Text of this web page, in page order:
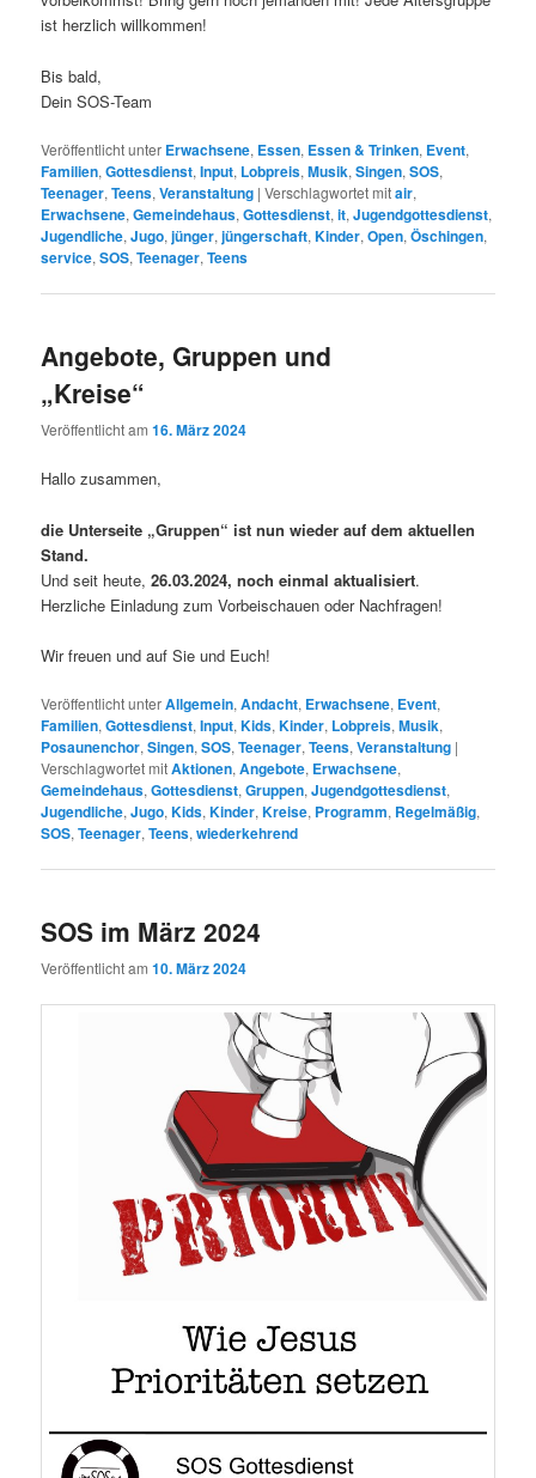
ist herzlich willkommen!
Bis bald,
Dein SOS-Team
Veröffentlicht unter Erwachsene, Essen, Essen & Trinken, Event,
Familien,Gottesdienst,Input, Lobpreis,Musik,Singen,SOS,
Teenager,Teens,Veranstaltung |Verschlagwortet mitair,
Erwachsene,Gemeindehaus,Gottesdienst,it,Jugendgottesdienst,
Jugendliche,Jugo,jünger,jüngerschaft,Kinder,Open,Öschingen,
service,SOS,Teenager,Teens
Angebote, Gruppen und
„Kreise“
Veröffentlicht am16. März 2024
Hallo zusammen,
die Unterseite „Gruppen“ ist nun wieder auf dem aktuellen
Stand.
Und seit heute,26.03.2024, noch einmal aktualisiert.
Herzliche Einladung zum Vorbeischauen oder Nachfragen!
Wir freuen und auf Sie und Euch!
Veröffentlicht unterAllgemein,Andacht, Erwachsene, Event,
Familien,Gottesdienst,Input,Kids,Kinder, Lobpreis,Musik,
Posaunenchor,Singen,SOS,Teenager,Teens,Veranstaltung |
Verschlagwortet mitAktionen,Angebote, Erwachsene,
Gemeindehaus,Gottesdienst,Gruppen,Jugendgottesdienst,
Jugendliche,Jugo,Kids,Kinder,Kreise, Programm, Regelmäßig,
SOS,Teenager,Teens,wiederkehrend
SOS im März 2024
Veröffentlicht am10. März 2024